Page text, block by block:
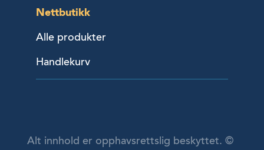
Nettbutikk
Alle produkter
Handlekurv
Alt innhold er opphavsrettslig beskyttet. ©